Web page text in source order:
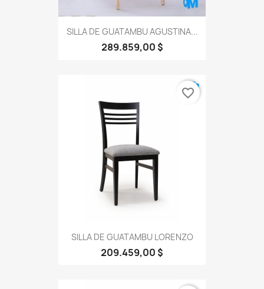
SILLA DE GUATAMBU AGUSTINA...
289.859,00 $
SILLA DE GUATAMBU LORENZO
209.459,00 $
favorite_border